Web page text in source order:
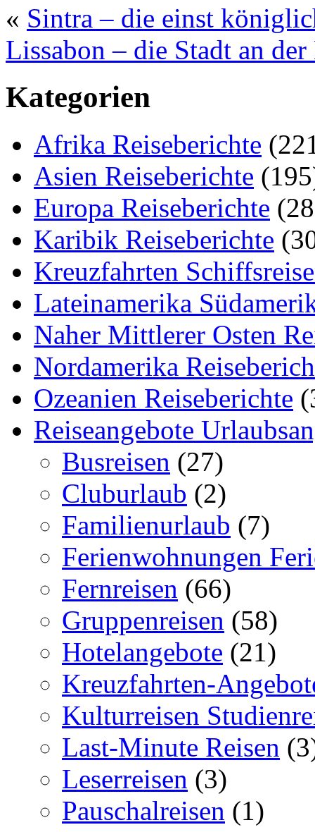
« Sintra – die einst
Lissabon – die Stadt an
Kategorien
Afrika Reiseberichte
Asien Reiseberichte
Europa Reiseberichte
Karibik Reiseberichte
Kreuzfahrten
Lateinamerika
Naher Mittlerer Osten
Nordamerika
Ozeanien Reiseberichte
Reiseangebote
Busreisen (27)
Cluburlaub (2)
Familienurlaub (7)
Ferienwohnungen
Fernreisen (66)
Gruppenreisen (58)
Hotelangebote (21)
Kreuzfahrten-
Kulturreisen
Last-Minute Reisen
Leserreisen (3)
Pauschalreisen (1)